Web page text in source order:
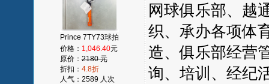
Prince 7TY73球拍
价格： 1,046.40元
原价：2180 元
折扣： 4.8折
人气：2589 人次
网球俱乐部、越
织、承办各项体
造、俱乐部经营
询、培训、经纪